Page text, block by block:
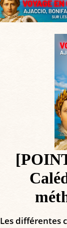
Les différentes